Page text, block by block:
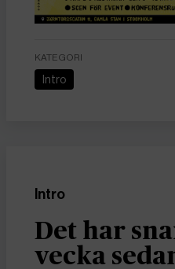
KATEGORI
Intro
Intro
Det har
vecka